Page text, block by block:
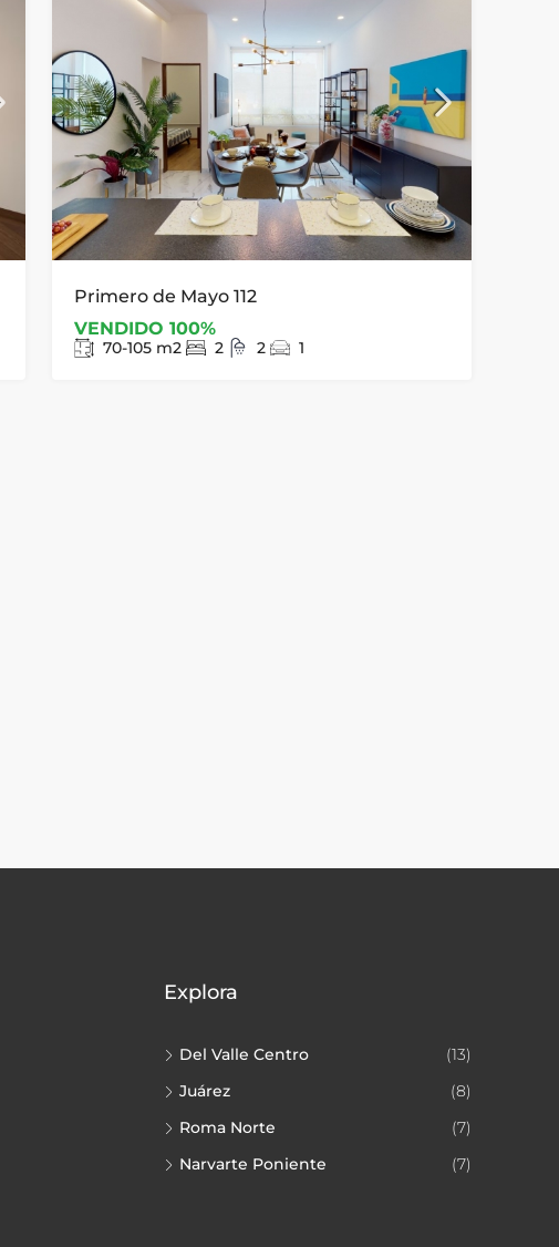
Primero de Mayo 112
VENDIDO 100%
70-105 m2 2 2 1
Explora
Del Valle Centro
(13)
Juárez
(8)
Roma Norte
(7)
Narvarte Poniente
(7)